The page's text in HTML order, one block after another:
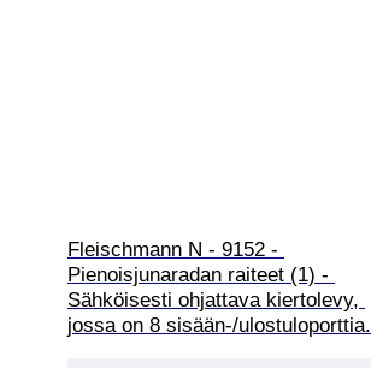
Fleischmann N - 9152 -
Pienoisjunaradan raiteet (1) -
Sähköisesti ohjattava kiertolevy,
jossa on 8 sisään-/ulostuloporttia.